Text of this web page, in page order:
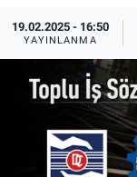
19.02.2025 - 16:50
YAYINLANMA